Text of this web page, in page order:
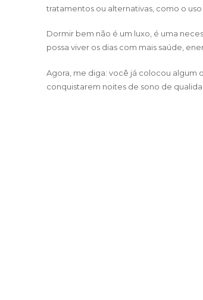
tratamentos ou alternativas, como o
Dormir bem não é um luxo, é uma
possa viver os dias com mais saúde,
Agora, me diga: você já colocou algum
conquistarem noites de sono de